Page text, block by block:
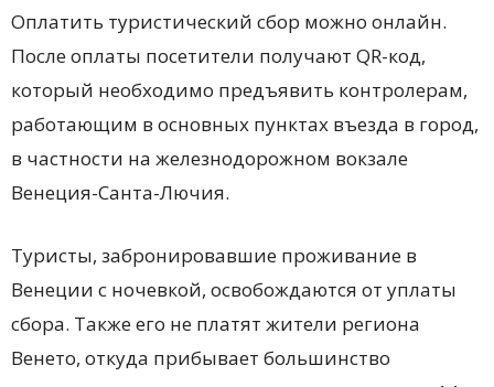
Оплатить туристический сбор можно онлайн.
После оплаты посетители получают QR-код,
который необходимо предъявить контролерам,
работающим в основных пунктах въезда в город,
в частности на железнодорожном вокзале
Венеция-Санта-Лючия.
Туристы, забронировавшие проживание в
Венеции с ночевкой, освобождаются от уплаты
сбора. Также его не платят жители региона
Венето, откуда прибывает большинство